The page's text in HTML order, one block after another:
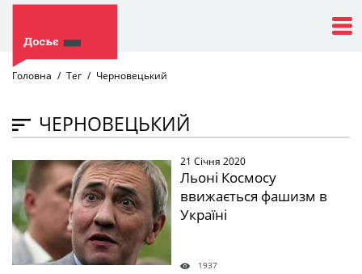
Головна Тег Черновецький
ЧЕРНОВЕЦЬКИЙ
" /> 21 Січня 2020
Льоні Космосу
ввижається фашизм в
Україні
1937